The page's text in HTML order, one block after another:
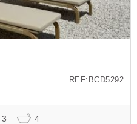
REF:BCD5292
3 4